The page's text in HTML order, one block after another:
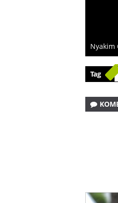
Nyakim
Tag